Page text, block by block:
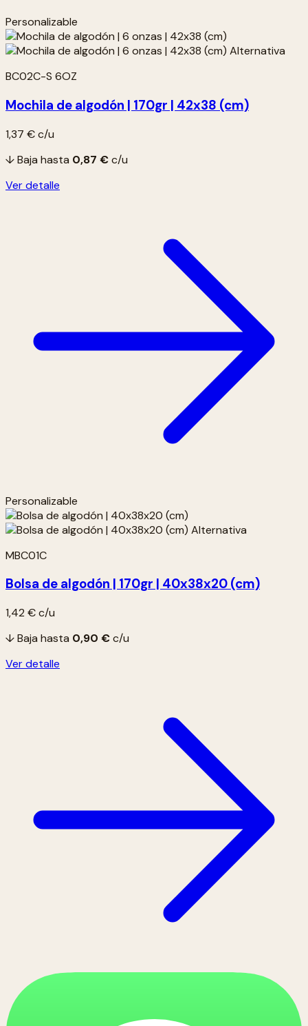
Personalizable
BC02C-S 6OZ
Mochila de algodón | 170gr | 42x38 (cm)
1,37 €c/u
↓ Baja hasta 0,87 €c/u
Ver detalle
Personalizable
MBC01C
Bolsa de algodón | 170gr | 40x38x20 (cm)
1,42 €c/u
↓ Baja hasta 0,90 €c/u
Ver detalle